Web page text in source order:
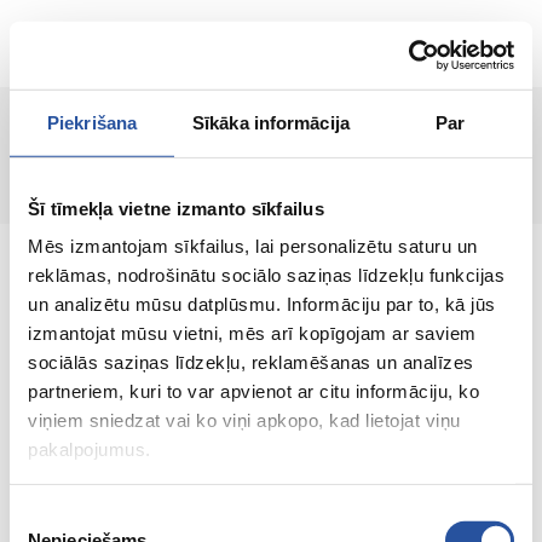
Piekrišana Sīkāka informācija Par
Šī tīmekļa vietne izmanto sīkfailus
Mēs izmantojam sīkfailus, lai personalizētu saturu un
reklāmas, nodrošinātu sociālo saziņas līdzekļu funkcijas
un analizētu mūsu datplūsmu. Informāciju par to, kā jūs
izmantojat mūsu vietni, mēs arī kopīgojam ar saviem
sociālās saziņas līdzekļu, reklamēšanas un analīzes
partneriem, kuri to var apvienot ar citu informāciju, ko
viņiem sniedzat vai ko viņi apkopo, kad lietojat viņu
pakalpojumus.
LT
Puslapis nerastas!
Internetinė parduotuvė su palankiomis
kainomis ir kokybiškomis prekėmis, kurioje
klientų pasitenkinimas yra mūsų pagrindinė
vertybė.
Viskas Tavo namams ir sodui!